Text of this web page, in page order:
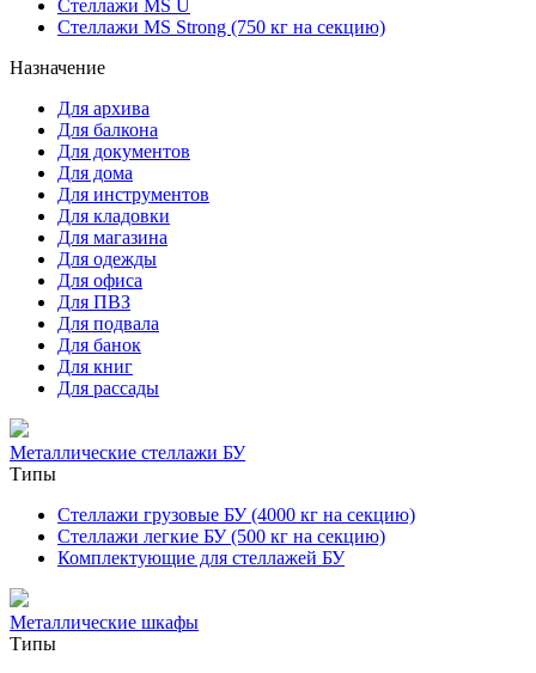
Стеллажи MS U
Стеллажи MS Strong (750 кг на секцию)
Назначение
Для архива
Для балкона
Для документов
Для дома
Для инструментов
Для кладовки
Для магазина
Для одежды
Для офиса
Для ПВЗ
Для подвала
Для банок
Для книг
Для рассады
Металлические стеллажи БУ
Типы
Стеллажи грузовые БУ (4000 кг на секцию)
Стеллажи легкие БУ (500 кг на секцию)
Комплектующие для стеллажей БУ
Металлические шкафы
Типы